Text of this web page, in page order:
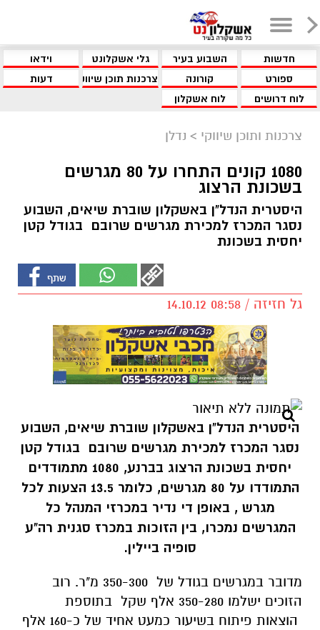
חדשות השבוע בעיר גלי אשקלונט
וידאו
ספורט
קורונה צרכנות תוכן שיווקי
דעות
לוח דרושים
לוח אשקלון
צרכנות ותוכן שיווקי > נדלן
1080 קונים התחרו על 80 מגרשים
בשכונת הרצוג
היסטרית הנדל"ן באשקלון שוברת שיאים, השבוע
נסגר המכרז למכירת מגרשים שרובם בגודל קטן
יחסית בשכונת
גל חזיזה / 08:58 14.10.12
היסטרית הנדל"ן באשקלון שוברת שיאים, השבוע
נסגר המכרז למכירת מגרשים שרובם בגודל קטן
יחסית בשכונת הרצוג בברנע, 1080 מתמודדים
התמודדו על 80 מגרשים, כלומר 13.5 הצעות לכל
מגרש , באופן די נדיר במכרזי המנהל כל
המגרשים נמכרו, בין הזוכות במכרז סגנית רה"ע
סופיה ביילין.
מדובר במגרשים בגודל של 350-300 מ"ר. רוב
הזוכים ישלמו 350-280 אלף שקל בתוספת
הוצאות פיתוח בשיעור כמעט אחיד של כ-160 אלף